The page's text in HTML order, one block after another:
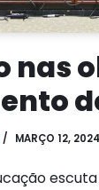
nas
MARÇO 12, 2024